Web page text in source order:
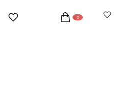
Ulubione Produkty w koszyku:
Koszyk